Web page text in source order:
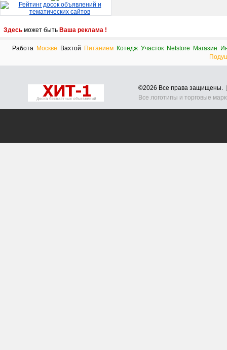
Здесь может быть Ваша реклама !
Работа Москве Вахтой Питанием Котедж Участок Netstore Магазин
©2026 Все права защищены.
Все логотипы и торговые